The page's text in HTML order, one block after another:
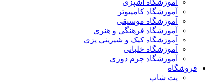
آموزشگاه آشپزی
آموزشگاه کامپیوتر
آموزشگاه موسیقی
آموزشگاه فرهنگی و هنری
آموزشگاه کیک و شیرینی پزی
آموزشگاه خلبانی
آموزشگاه چرم دوزی
فروشگاه
پت شاپ